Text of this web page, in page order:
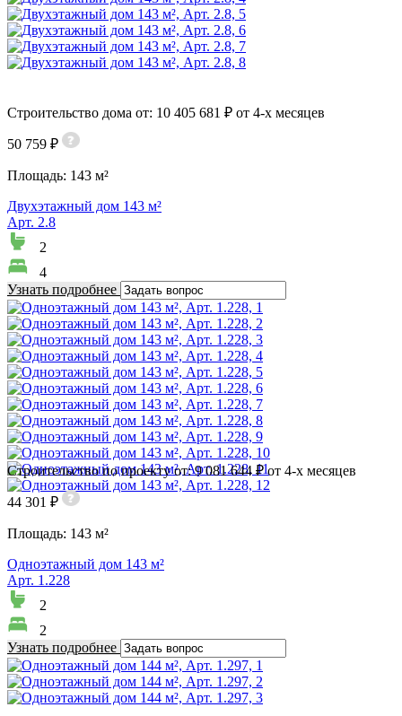
Строительство дома от: 10 405 681 ₽ от 4-х месяцев
50 759 ₽
Площадь: 143 м²
Двухэтажный дом 143 м²
Арт. 2.8
2
4
Узнать подробнее
Строительство по проекту от: 9 081 644 ₽ от 4-х месяцев
44 301 ₽
Площадь: 143 м²
Одноэтажный дом 143 м²
Арт. 1.228
2
2
Узнать подробнее